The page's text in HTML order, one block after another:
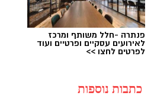
פנתרה -חלל משותף ומרכז
לאירועים עסקיים ופרטיים ועוד
לפרטים לחצו >>
כתבות נוספות